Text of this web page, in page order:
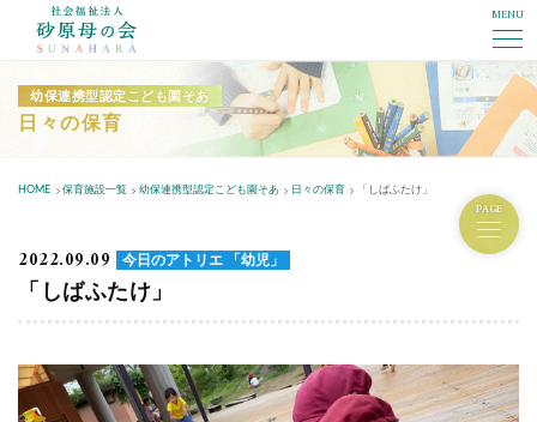
MENU
幼保連携型認定こども園そあ
日々の保育
HOME 保育施設一覧 幼保連携型認定こども園そあ 日々の保育 「しばふたけ」
PAGE
2022.09.09 今日のアトリエ 「幼児」
「しばふたけ」